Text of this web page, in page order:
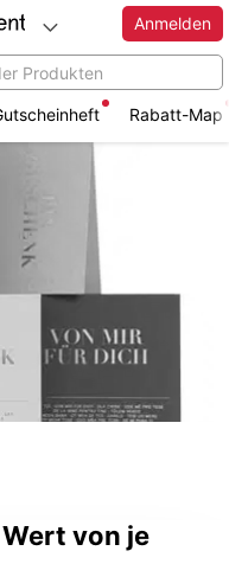
Anmelden
Rabatt-Map
von je